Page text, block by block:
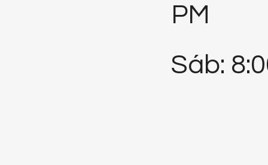
PM
Sáb: